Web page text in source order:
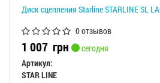
Диск сцепления Starline STARLINE SL
0 отзывов
1 007 грн
сегодня
Артикул:
STAR LINE